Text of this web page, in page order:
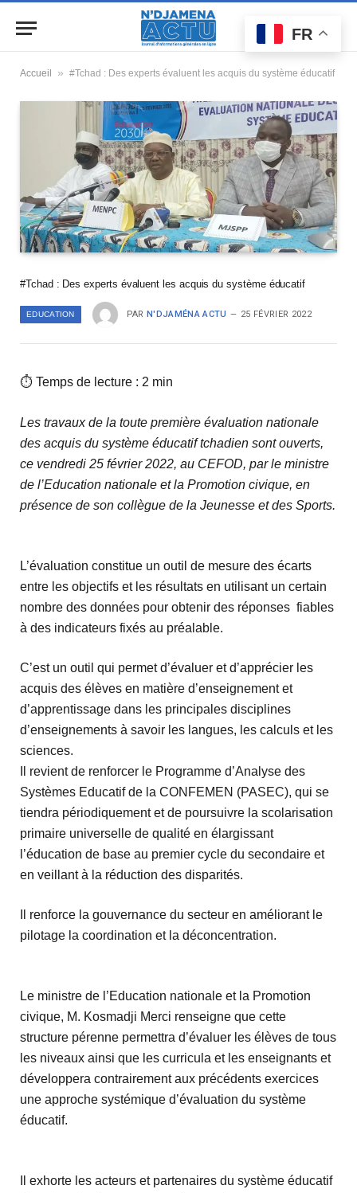
Accueil » #Tchad : Des experts évaluent les acquis du système éducatif
#Tchad : Des experts évaluent les acquis du système éducatif
EDUCATION PAR N'DJAMÉNA ACTU 25 FÉVRIER 2022
⏱ Temps de lecture : 2 min
Les travaux de la toute première évaluation nationale
des acquis du système éducatif tchadien sont ouverts,
ce vendredi 25 février 2022, au CEFOD, par le ministre
de l’Education nationale et la Promotion civique, en
présence de son collègue de la Jeunesse et des Sports.
L’évaluation constitue un outil de mesure des écarts
entre les objectifs et les résultats en utilisant un certain
nombre des données pour obtenir des réponses fiables
à des indicateurs fixés au préalable.
C’est un outil qui permet d’évaluer et d’apprécier les
acquis des élèves en matière d’enseignement et
d’apprentissage dans les principales disciplines
d’enseignements à savoir les langues, les calculs et les
sciences.
Il revient de renforcer le Programme d’Analyse des
Systèmes Educatif de la CONFEMEN (PASEC), qui se
tiendra périodiquement et de poursuivre la scolarisation
primaire universelle de qualité en élargissant
l’éducation de base au premier cycle du secondaire et
en veillant à la réduction des disparités.
Il renforce la gouvernance du secteur en améliorant le
pilotage la coordination et la déconcentration.
Le ministre de l’Education nationale et la Promotion
civique, M. Kosmadji Merci renseigne que cette
structure pérenne permettra d’évaluer les élèves de tous
les niveaux ainsi que les curricula et les enseignants et
développera contrairement aux précédents exercices
une approche systémique d’évaluation du système
éducatif.
Il exhorte les acteurs et partenaires du système éducatif
FR